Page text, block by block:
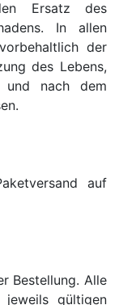
Ersatz des
In allen
der
des Lebens,
und nach dem
auf
Bestellung. Alle
jeweils gültigen